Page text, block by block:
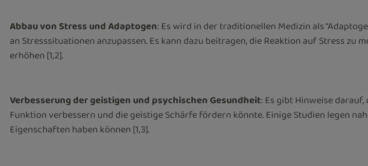
Abbau von Stress und Adaptogen: Es wird in der traditionellen Medizin als
an Stresssituationen anzupassen. Es kann dazu beitragen, die Reaktion auf Stress
erhöhen [1,2].
Verbesserung der geistigen und psychischen Gesundheit: Es gibt Hinweise
Funktion verbessern und die geistige Schärfe fördern könnte. Einige Studien legen
Eigenschaften haben können [1,3].